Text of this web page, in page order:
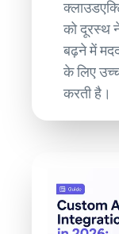
को दूरस्थ
बढ़ने में
के लिए
करती है।